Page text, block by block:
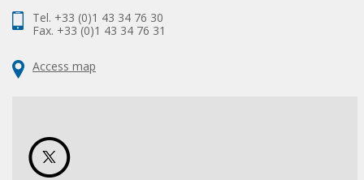
Tel. +33 (0)1 43 34 76 30
Fax. +33 (0)1 43 34 76 31
Access map